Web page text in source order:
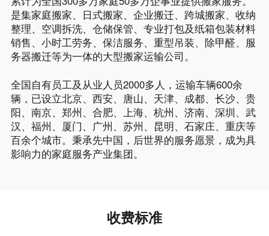
是集家庭搬家、日式搬家、企业搬迁、跨城搬家、收纳
整理、空调拆洗、仓储保管、专业打包及纸箱包装材料
销售、小时工劳务、保洁服务、重型吊装、除甲醛、服
务器搬迁等为一体的大型搬家运输公司。
全国自有员工及从业人员2000多人，运输车辆600余
辆，已设立北京、西安、唐山、天津、成都、长沙、贵
阳、南京、郑州、合肥、上海、杭州、济南、深圳、武
汉、福州、厦门、广州、苏州、昆明、石家庄、重庆等
百余个城市。秉承先中国，后世界的服务愿景，成为具
影响力的家庭服务产业集团。
收费标准